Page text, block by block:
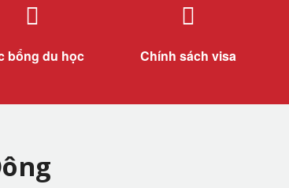
bổng du học Chính sách visa